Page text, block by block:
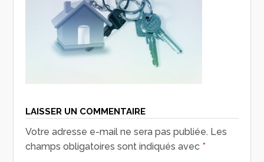
LAISSER UN COMMENTAIRE
Votre adresse e-mail ne sera pas publiée. Les
champs obligatoires sont indiqués avec *